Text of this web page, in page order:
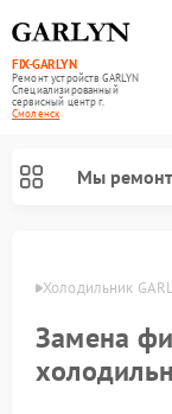
FIX-GARLYN
Ремонт устройств GARLYN
Специализированный
cервисный центр г.
Смоленск
Мы
Холодильник
Замена